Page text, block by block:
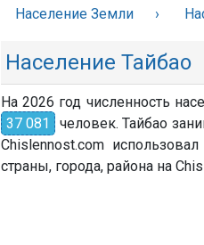
Население Земли
Население Тайбао
На 2026 год численность
37 081
человек. Тайбао
Chislennost.com
страны, города, района на